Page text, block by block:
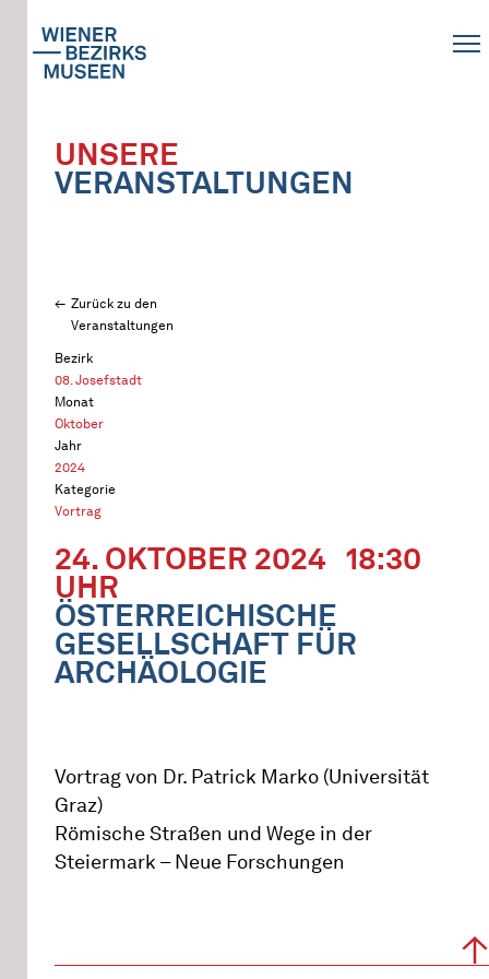
UNSERE
VERANSTALTUNGEN
Zurück zu den
Veranstaltungen
Bezirk
08. Josefstadt
Monat
Oktober
Jahr
2024
Kategorie
Vortrag
24. OKTOBER 2024 18:30
UHR
ÖSTERREICHISCHE
GESELLSCHAFT FÜR
ARCHÄOLOGIE
Vortrag von Dr. Patrick Marko (Universität
Graz)
Römische Straßen und Wege in der
Steiermark – Neue Forschungen